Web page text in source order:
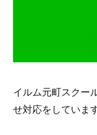
イルム元町スクー
せ対応をしていま